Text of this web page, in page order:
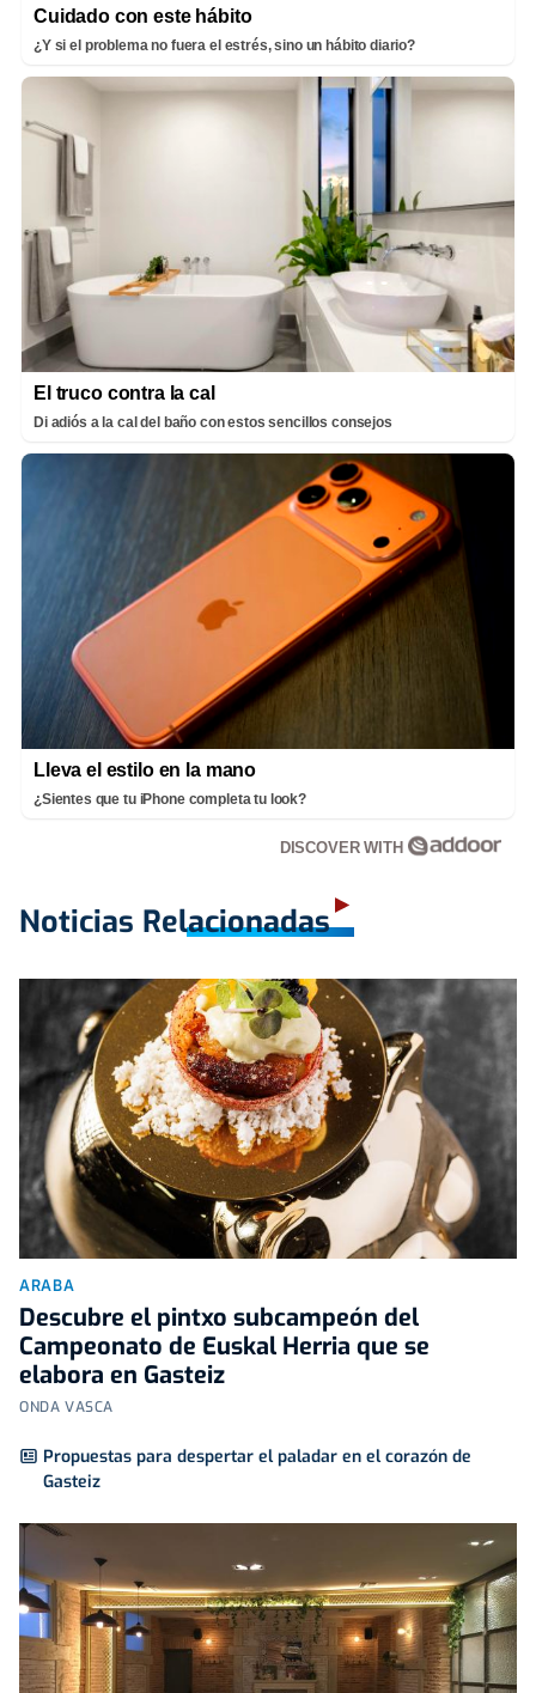
Cuidado con este hábito
¿Y si el problema no fuera el estrés, sino un hábito diario?
El truco contra la cal
Di adiós a la cal del baño con estos sencillos consejos
Lleva el estilo en la mano
¿Sientes que tu iPhone completa tu look?
DISCOVER WITH
Noticias Relacionadas
ARABA
Descubre el pintxo subcampeón del
Campeonato de Euskal Herria que se
elabora en Gasteiz
ONDA VASCA
Propuestas para despertar el paladar en el corazón de
Gasteiz